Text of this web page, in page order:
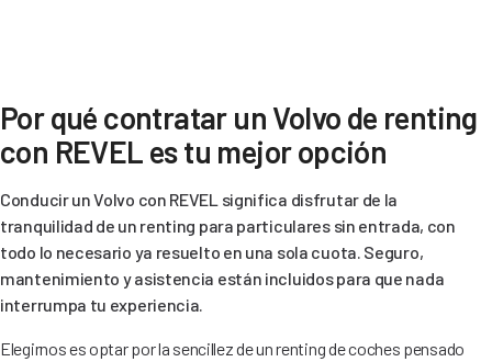
Por qué contratar un Volvo de renting
con REVEL es tu mejor opción
Conducir un Volvo con REVEL significa disfrutar de la
tranquilidad de un renting para particulares sin entrada, con
todo lo necesario ya resuelto en una sola cuota. Seguro,
mantenimiento y asistencia están incluidos para que nada
interrumpa tu experiencia.
Elegirnos es optar por la sencillez de un renting de coches pensado